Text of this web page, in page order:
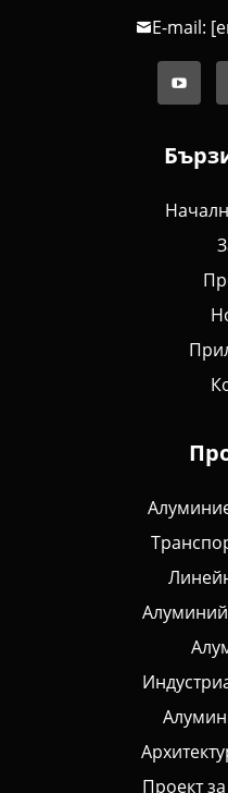
E-mail:
Алуминий
Проект